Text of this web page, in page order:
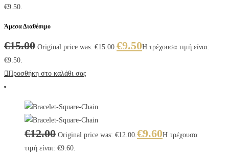
€9.50.
Άμεσα Διαθέσιμο
€15.00 Original price was: €15.00.€9.50Η τρέχουσα τιμή είναι:
€9.50.
Προσθήκη στο καλάθι σας
€12.00 Original price was: €12.00.€9.60Η τρέχουσα
τιμή είναι: €9.60.